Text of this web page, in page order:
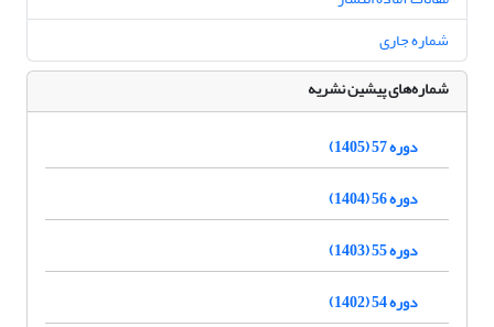
شماره جاری
شماره‌های پیشین نشریه
دوره 57 (1405)
دوره 56 (1404)
دوره 55 (1403)
دوره 54 (1402)